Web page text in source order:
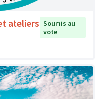
ateliers Soumis au
vote